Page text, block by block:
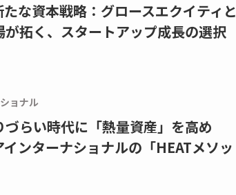
な資本戦略：グロースエクイティと
拓く、スタートアップ成長の選択
ョナル
らい時代に「熱量資産」を高め
ンターナショナルの「HEATメソッ